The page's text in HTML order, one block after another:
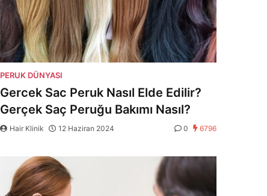
PERUK DÜNYASI
Gercek Sac Peruk Nasıl Elde Edilir?
Gerçek Saç Peruğu Bakımı Nasıl?
Hair Klinik 12 Haziran 2024 0 6796